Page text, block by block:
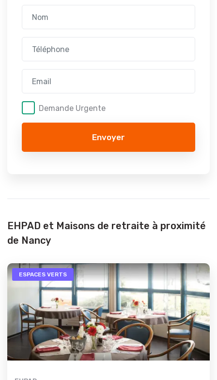
Demande Urgente
Envoyer
EHPAD et Maisons de retraite à proximité
de Nancy
ESPACES VERTS